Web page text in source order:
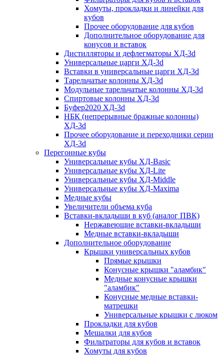
Хомуты, прокладки и линейки для
кубов
Прочее оборудование для кубов
Дополнительное оборудование для
конусов и вставок
Дистилляторы и дефлегматоры ХД-3d
Универсальные царги ХД-3d
Вставки в универсальные царги ХД-3d
Тарельчатые колонны ХД-3d
Модульные тарельчатые колонны ХД-3d
Спиртовые колонны ХД-3d
Буфер2020 ХД-3d
НБК (непрерывные бражные колонны)
ХД-3d
Прочее оборудование и переходники серии
ХД-3d
Перегонные кубы
Универсальные кубы ХД-Basic
Универсальные кубы ХД-Lite
Универсальные кубы ХД-Middle
Универсальные кубы ХД-Maxima
Медные кубы
Увеличители объема куба
Вставки-вкладыши в куб (аналог ПВК)
Нержавеющие вставки-вкладыши
Медные вставки-вкладыши
Дополнительное оборудование
Крышки универсальных кубов
Прямые крышки
Конусные крышки "аламбик"
Медные конусные крышки
"аламбик"
Конусные медные вставки-
матрешки
Универсальные крышки с люком
Прокладки для кубов
Мешалки для кубов
Фильтраторы для кубов и вставок
Хомуты для кубов